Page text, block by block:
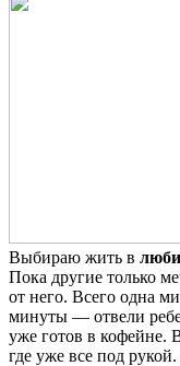
Выбираю жить в
Пока другие только
от него. Всего одна
минуты — отвели
уже готов в
где уже все под рукой.